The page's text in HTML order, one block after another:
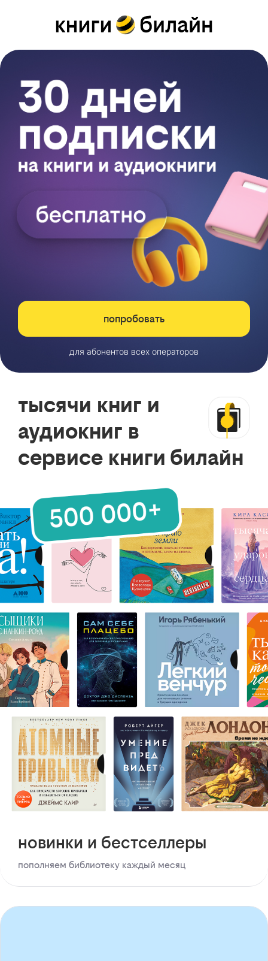
попробовать
для абонентов всех операторов
тысячи книг и
аудиокниг в
сервисе книги билайн
новинки и бестселлеры
пополняем библиотеку каждый месяц